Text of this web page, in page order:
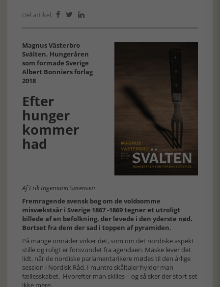
Del artikel:   
Magnus Västerbro
Svälten. Hungeråren
som formade Sverige
Albert Bonniers forlag
2018
Efter
hunger
kommer
had
Af Erik Ingemann Sørensen
Fremragende svensk bog om de voldsomme
misvækstsår i Sverige 1867 -1869 tegner et utroligt
billede af en befolkning, der levede i den yderste nød.
Bortset fra dem der sad i toppen af pyramiden.
På mange områder virker det, som om det nordiske aspekt
stille og roligt er forsvundet fra agendaen. Måske lever det
lidt, når de nordiske parlamentarikere mødes til den årlige
session i Nordisk Råd. I muntre skåltaler hylder man
fællesskabet. Hvorefter man skilles – og så sker der stort set
ikke mere.